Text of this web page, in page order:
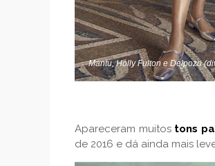
Mantu, Holly Fulton e Delpozo
Apareceram muitos tons
de 2016 e dá ainda mais